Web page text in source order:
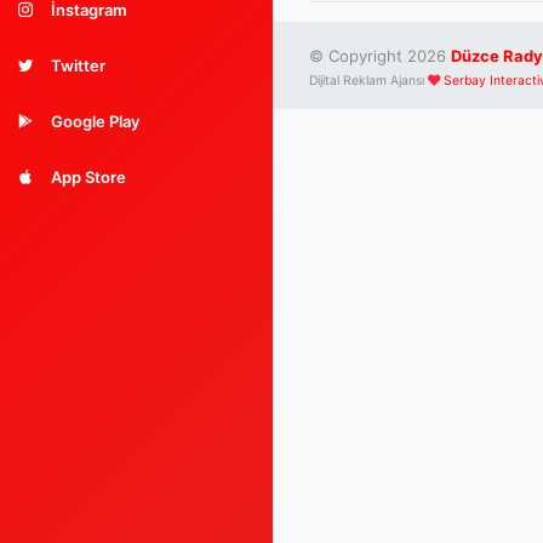
İnstagram
Twitter
Google Play
App Store
© Copyright 2026 Düzce
Dijital Reklam Ajansı Serbay